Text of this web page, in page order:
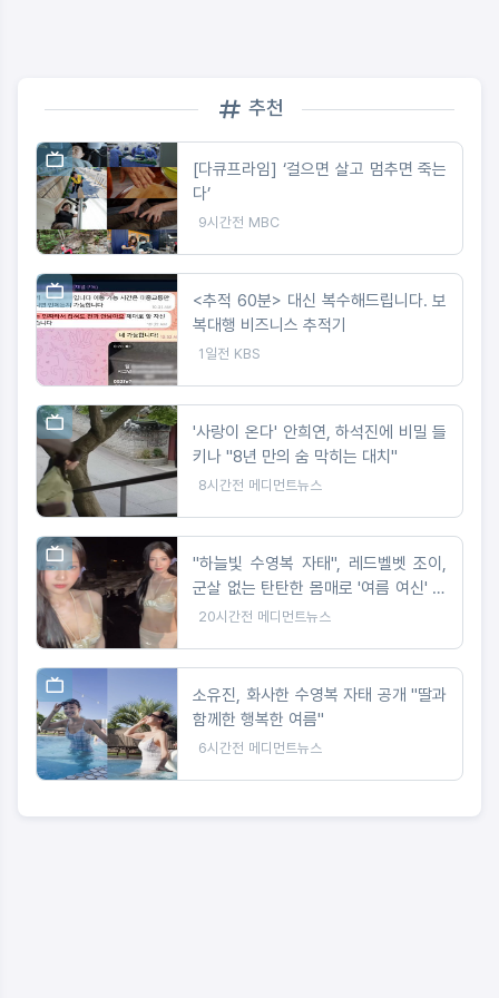
추천
[다큐프라임] ‘걸으면 살고 멈추면 죽는
다’
9시간전 MBC
<추적 60분> 대신 복수해드립니다. 보
복대행 비즈니스 추적기
1일전 KBS
'사랑이 온다' 안희연, 하석진에 비밀 들
키나 "8년 만의 숨 막히는 대치"
8시간전 메디먼트뉴스
"하늘빛 수영복 자태", 레드벨벳 조이,
군살 없는 탄탄한 몸매로 '여름 여신' 입
증
20시간전 메디먼트뉴스
소유진, 화사한 수영복 자태 공개 "딸과
함께한 행복한 여름"
6시간전 메디먼트뉴스